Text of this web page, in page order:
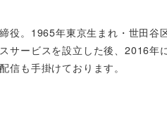
役。1965年東京生まれ・世田
サービスを設立した後、2016
信も手掛けております。